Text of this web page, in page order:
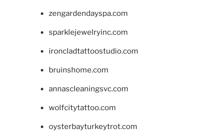
zengardendayspa.com
sparklejewelryinc.com
ironcladtattoostudio.com
bruinshome.com
annascleaningsvc.com
wolfcitytattoo.com
oysterbayturkeytrot.com